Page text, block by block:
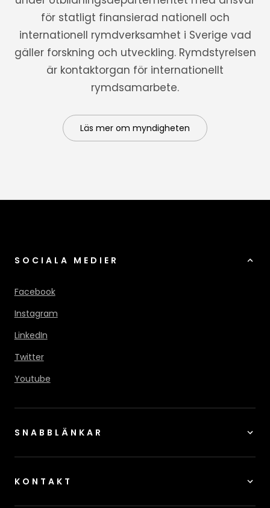
för statligt finansierad nationell och
internationell rymdverksamhet i Sverige vad
gäller forskning och utveckling. Rymdstyrelsen
är kontaktorgan för internationellt
rymdsamarbete.
Läs mer om myndigheten
SOCIALA MEDIER
Facebook
Instagram
LinkedIn
Twitter
Youtube
SNABBLÄNKAR
KONTAKT